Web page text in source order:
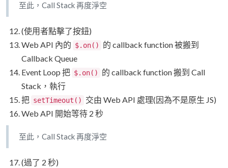
至此，Call Stack 再度淨空
(使用者點擊了按鈕)
Web API 內的 $.on()
的 callback function 被搬到
Callback Queue
Event Loop 把 $.on()
的 callback function 搬到 Call
Stack，執行
把 setTimeout()
交由 Web API 處理(因為不是原生 JS)
Web API 開始等待 2 秒
至此，Call Stack 再度淨空
(過了 2 秒)